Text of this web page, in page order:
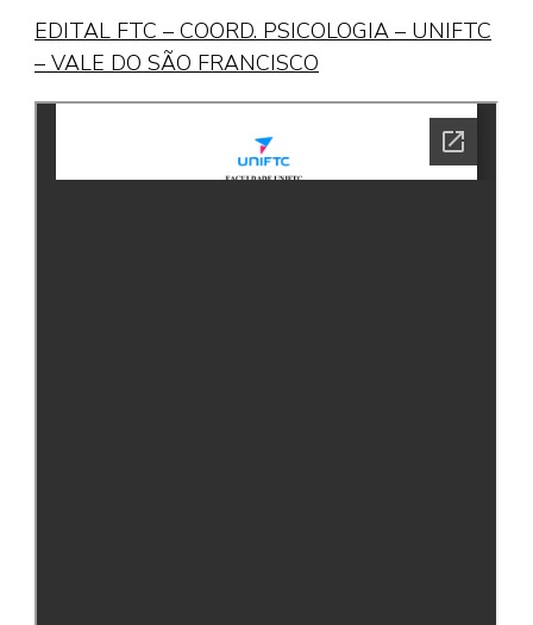
EDITAL FTC – COORD. PSICOLOGIA – UNIFTC
– VALE DO SÃO FRANCISCO